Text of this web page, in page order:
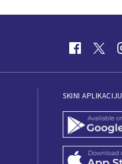
SKINI APLIKACIJU